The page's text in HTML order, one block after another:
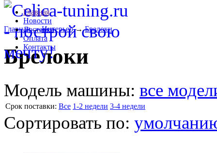
Главная
Новости
Доставка
Оплата
Контакты
Главная→Интерьер→Брелоки
Брелоки
Модель машины: все
Cрок поставки: Все 1-2 недели 3-4 недели
Сортировать по: